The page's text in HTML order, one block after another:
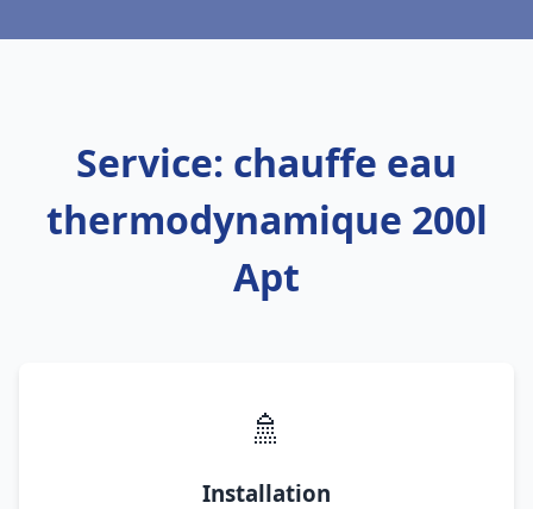
Service: chauffe eau
thermodynamique 200l
Apt
🚿
Installation